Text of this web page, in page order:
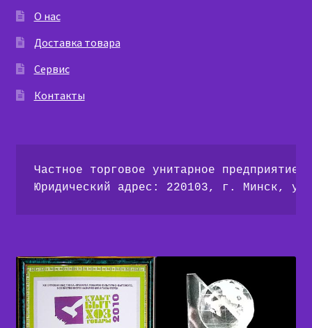
О нас
Доставка товара
Сервис
Контакты
Частное торговое унитарное
Юридический адрес: 220103, г. Минск,